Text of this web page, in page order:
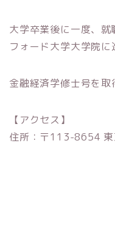
大学卒業後に一度、
フォード大学大学院に
金融経済学修士号を取
【アクセス】
住所：〒113-8654